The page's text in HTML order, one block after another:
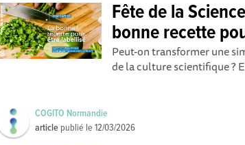
Fête de la
bonne recette
Peut-on transformer une
de la culture scientifique ?
COGITO Normandie
article publié le12/03/2026